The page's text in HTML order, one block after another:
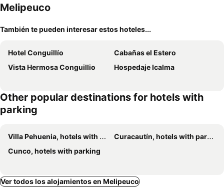
Melipeuco
También te pueden interesar estos hoteles...
Hotel Conguillío
Cabañas el Estero
Vista Hermosa Conguillio
Hospedaje Icalma
Other popular destinations for hotels with
parking
Villa Pehuenia, hotels with parking
Curacautín, hotels with parking
Cunco, hotels with parking
Ver todos los alojamientos en Melipeuco